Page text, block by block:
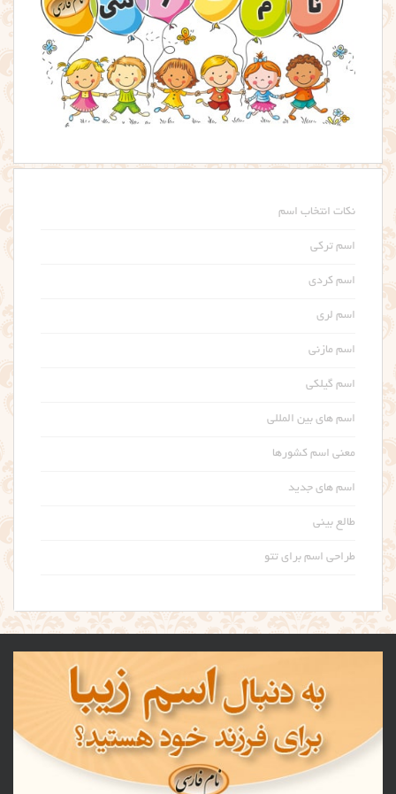
نکات انتخاب اسم
اسم ترکی
اسم کردی
اسم لری
اسم مازنی
اسم گیلکی
اسم های بین المللی
معنی اسم کشورها
اسم های جدید
طالع بینی
طراحی اسم برای تتو